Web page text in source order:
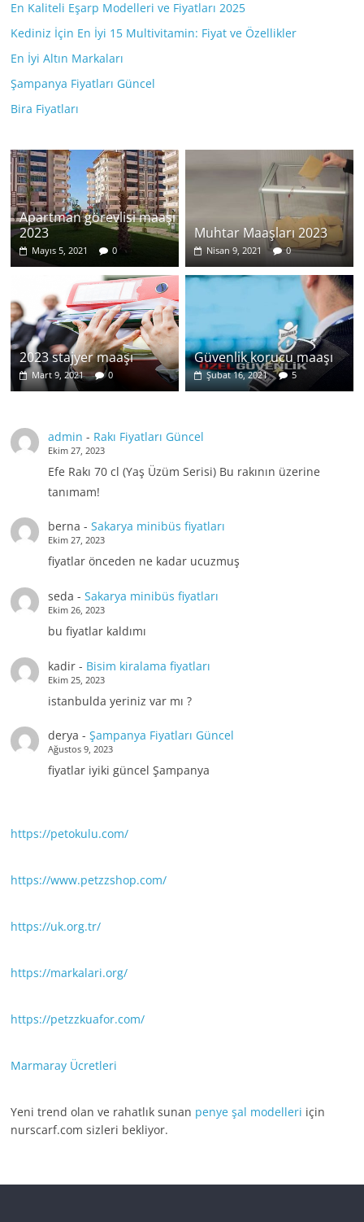
En Kaliteli Eşarp Modelleri ve Fiyatları 2025
Kediniz İçin En İyi 15 Multivitamin: Fiyat ve Özellikler
En İyi Altın Markaları
Şampanya Fiyatları Güncel
Bira Fiyatları
Apartman görevlisi maaşı
2023
Mayıs 5, 2021 0
Muhtar Maaşları 2023
Nisan 9, 2021 0
2023 stajyer maaşı
Mart 9, 2021 0
Güvenlik korucu maaşı
Şubat 16, 2021 5
admin - Rakı Fiyatları Güncel
Ekim 27, 2023
Efe Rakı 70 cl (Yaş Üzüm Serisi) Bu rakının üzerine
tanımam!
berna - Sakarya minibüs fiyatları
Ekim 27, 2023
fiyatlar önceden ne kadar ucuzmuş
seda - Sakarya minibüs fiyatları
Ekim 26, 2023
bu fiyatlar kaldımı
kadir- Bisim kiralama fiyatları
Ekim 25, 2023
istanbulda yeriniz var mı ?
derya - Şampanya Fiyatları Güncel
Ağustos 9, 2023
fiyatlar iyiki güncel Şampanya
https://petokulu.com/
https://www.petzzshop.com/
https://uk.org.tr/
https://markalari.org/
https://petzzkuafor.com/
Marmaray Ücretleri
Yeni trend olan ve rahatlık sunan penye şal modelleri için
nurscarf.com sizleri bekliyor.